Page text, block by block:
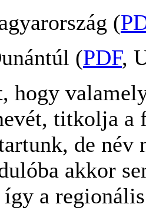
(
(PDF,
hogy
titkolja
de név
akkor
így a